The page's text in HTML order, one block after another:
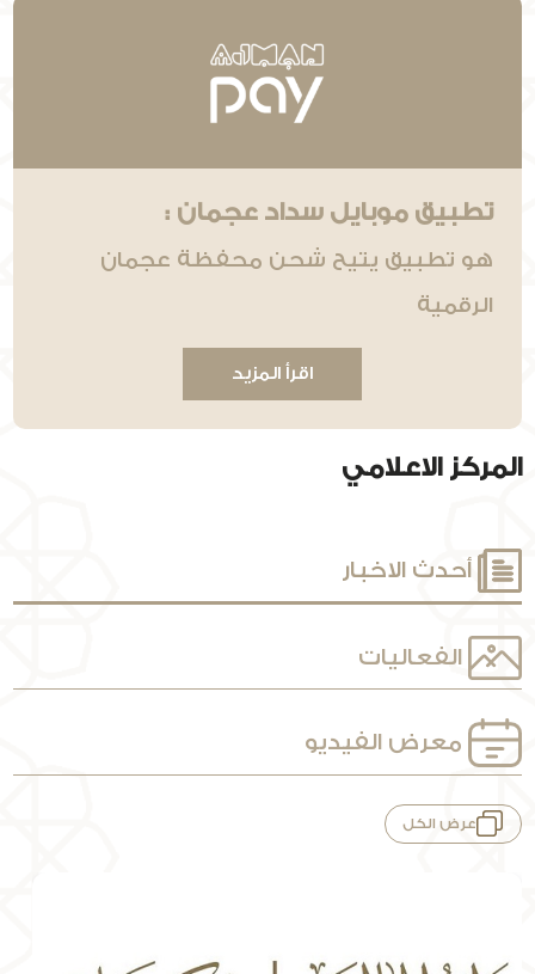
تطبيق موبايل سداد عجمان :
هو تطبيق يتيح شحن محفظة عجمان
الرقمية
اقرأ المزيد
المركز الاعلامي
أحدث الاخبار
الفعاليات
معرض الفيديو
عرض الكل